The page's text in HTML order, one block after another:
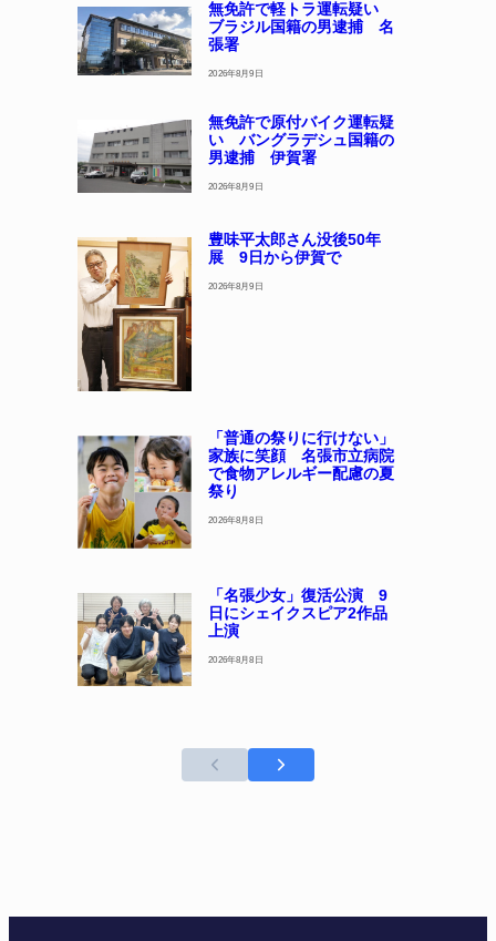
無免許で軽トラ運転疑い
ブラジル国籍の男逮捕 名
張署
2026年8月9日
無免許で原付バイク運転疑
い バングラデシュ国籍の
男逮捕 伊賀署
2026年8月9日
豊味平太郎さん没後50年
展 9日から伊賀で
2026年8月9日
「普通の祭りに行けない」
家族に笑顔 名張市立病院
で食物アレルギー配慮の夏
祭り
2026年8月8日
「名張少女」復活公演 9
日にシェイクスピア2作品
上演
2026年8月8日